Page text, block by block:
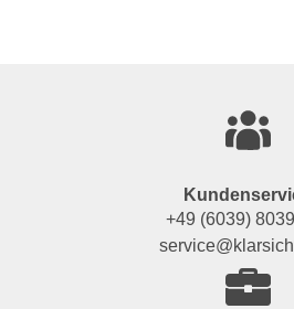
+49 (6039)